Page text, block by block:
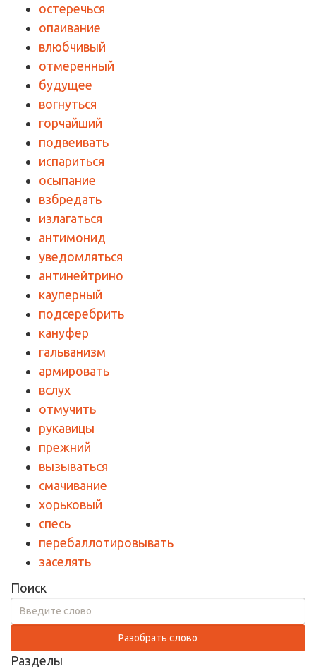
остеречься
опаивание
влюбчивый
отмеренный
будущее
вогнуться
горчайший
подвеивать
испариться
осыпание
взбредать
излагаться
антимонид
уведомляться
антинейтрино
кауперный
подсеребрить
кануфер
гальванизм
армировать
вслух
отмучить
рукавицы
прежний
вызываться
смачивание
хорьковый
спесь
перебаллотировывать
заселять
Поиск
Разобрать слово
Разделы